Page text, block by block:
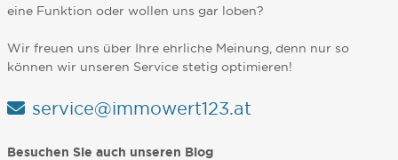
eine Funktion oder wollen uns gar loben?
Wir freuen uns über Ihre ehrliche Meinung, denn nur so
können wir unseren Service stetig optimieren!
service@immowert123.at
Besuchen Sie auch unseren Blog